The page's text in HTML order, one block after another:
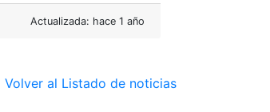
Actualizada: hace 1 año
Volver al Listado de noticias